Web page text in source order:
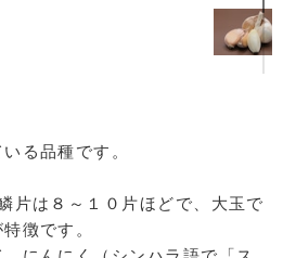
る品種です。
片は８～１０片ほどで、大玉で
徴です。